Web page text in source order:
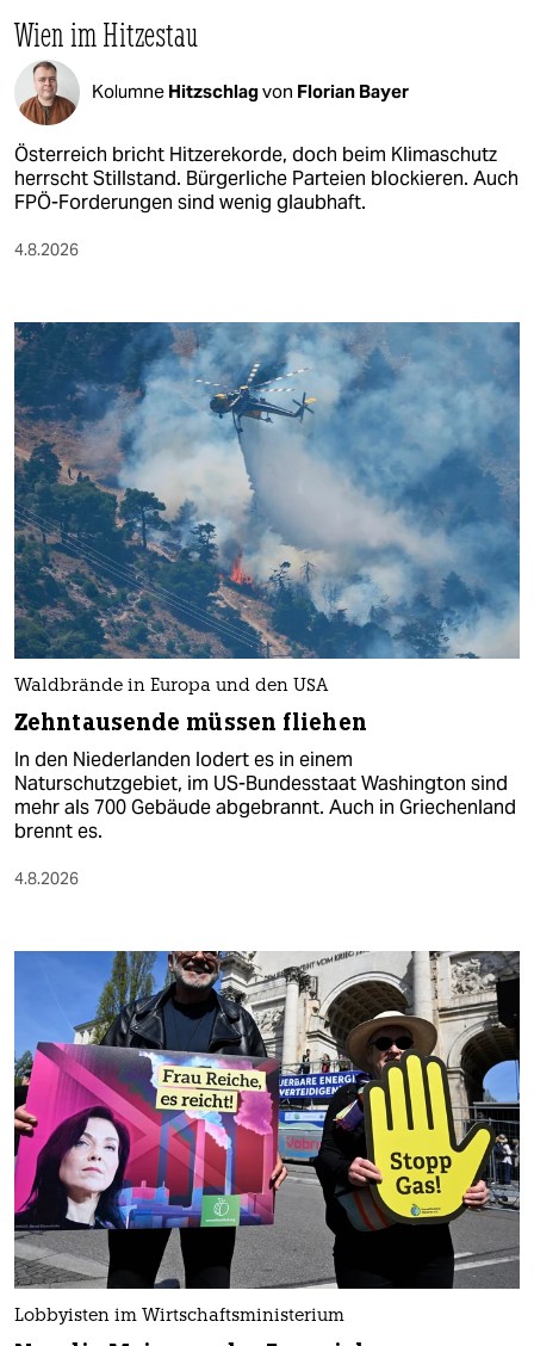
Wien im Hitzestau
Kolumne Hitzschlagvon Florian Bayer
Österreich bricht Hitzerekorde, doch beim Klimaschutz
herrscht Stillstand. Bürgerliche Parteien blockieren. Auch
FPÖ-Forderungen sind wenig glaubhaft.
4.8.2026
Waldbrände in Europa und den USA
Zehntausende müssen fliehen
In den Niederlanden lodert es in einem
Naturschutzgebiet, im US-Bundesstaat Washington sind
mehr als 700 Gebäude abgebrannt. Auch in Griechenland
brennt es.
4.8.2026
Lobbyisten im Wirtschaftsministerium